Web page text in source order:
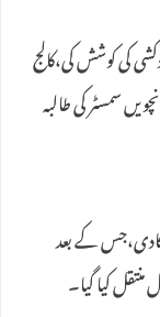
کی کوشش کی،کالج
کےپانچویں سمسٹر کی طالبہ
کے بعد
کیا گیا۔